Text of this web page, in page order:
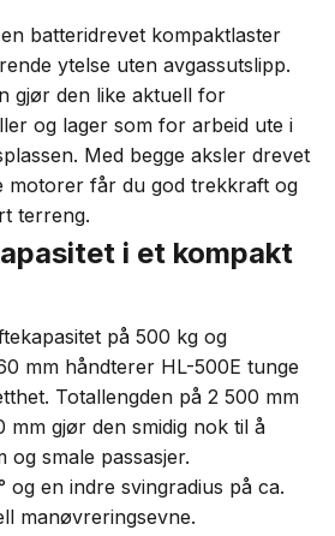
batteridrevet kompaktlaster
ytelse uten avgassutslipp.
gjør den like aktuell for
og lager som for arbeid ute i
Med begge aksler drevet
motorer får du god trekkraft og
terreng.
i et kompakt
på 500 kg og
mm håndterer HL-500E tunge
Totallengden på 2 500 mm
mm gjør den smidig nok til å
smale passasjer.
og en indre svingradius på ca.
manøvreringsevne.